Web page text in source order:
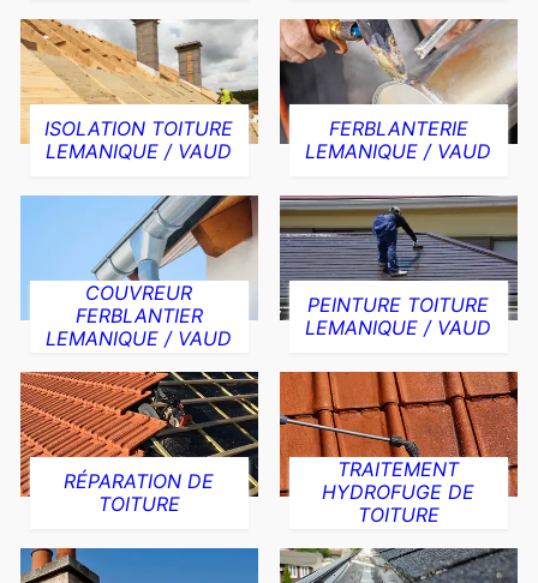
ISOLATION TOITURE
LEMANIQUE / VAUD
FERBLANTERIE
LEMANIQUE / VAUD
COUVREUR
FERBLANTIER
LEMANIQUE / VAUD
PEINTURE TOITURE
LEMANIQUE / VAUD
RÉPARATION DE
TOITURE
TRAITEMENT
HYDROFUGE DE
TOITURE